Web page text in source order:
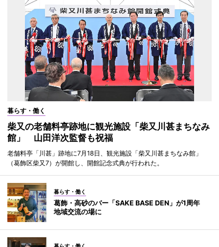
暮らす・働く
柴又の老舗料亭跡地に観光施設「柴又川甚まちなみ
館」 山田洋次監督も祝福
老舗料亭「川甚」跡地に7月18日、観光施設「柴又川甚まちなみ館」
（葛飾区柴又7）が開館し、開館記念式典が行われた。
暮らす・働く
葛飾・高砂のバー「SAKE BASE DEN」が1周年
地域交流の場に